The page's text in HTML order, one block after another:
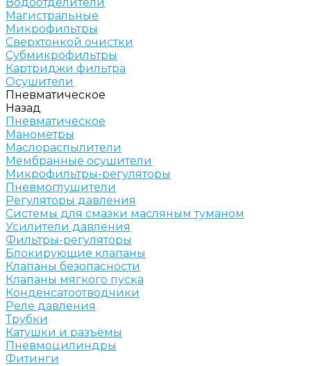
Магистральные
Микрофильтры
Сверхтонкой очистки
Субмикрофильтры
Картриджи фильтра
Осушители
Пневматическое
Назад
Пневматическое
Манометры
Маслораспылители
Мембранные осушители
Микрофильтры-регуляторы
Пневмоглушители
Регуляторы давления
Системы для смазки масляным туманом
Усилители давления
Фильтры-регуляторы
Блокирующие клапаны
Клапаны безопасности
Клапаны мягкого пуска
Конденсатоотводчики
Реле давления
Трубки
Катушки и разъёмы
Пневмоцилиндры
Фитинги